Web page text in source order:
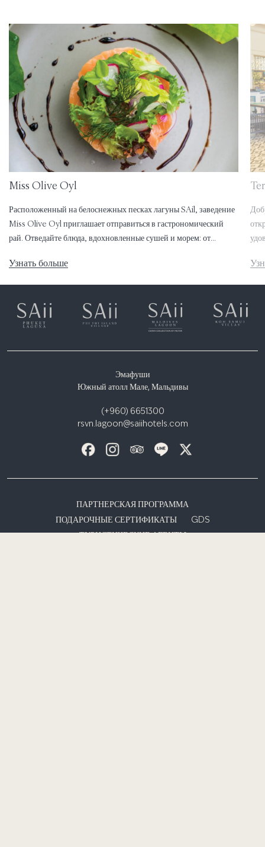
Miss Olive Oyl
Расположенный на белоснежных песках лагуны SAil, заведение
Miss Olive Oyl приглашает отправиться в гастрономический
рай. Отведайте блюда, вдохновленные сушей и морем: от
зрелого мяса.
Узнать больше
Эмафуши
Южный атолл Мале, Мальдивы
(+960) 6651300
rsvn.lagoon@saiihotels.com
ПАРТНЕРСКАЯ ПРОГРАММА
ПОДАРОЧНЫЕ СЕРТИФИКАТЫ
GDS
ТУРИСТИЧЕСКИЕ АГЕНТЫ